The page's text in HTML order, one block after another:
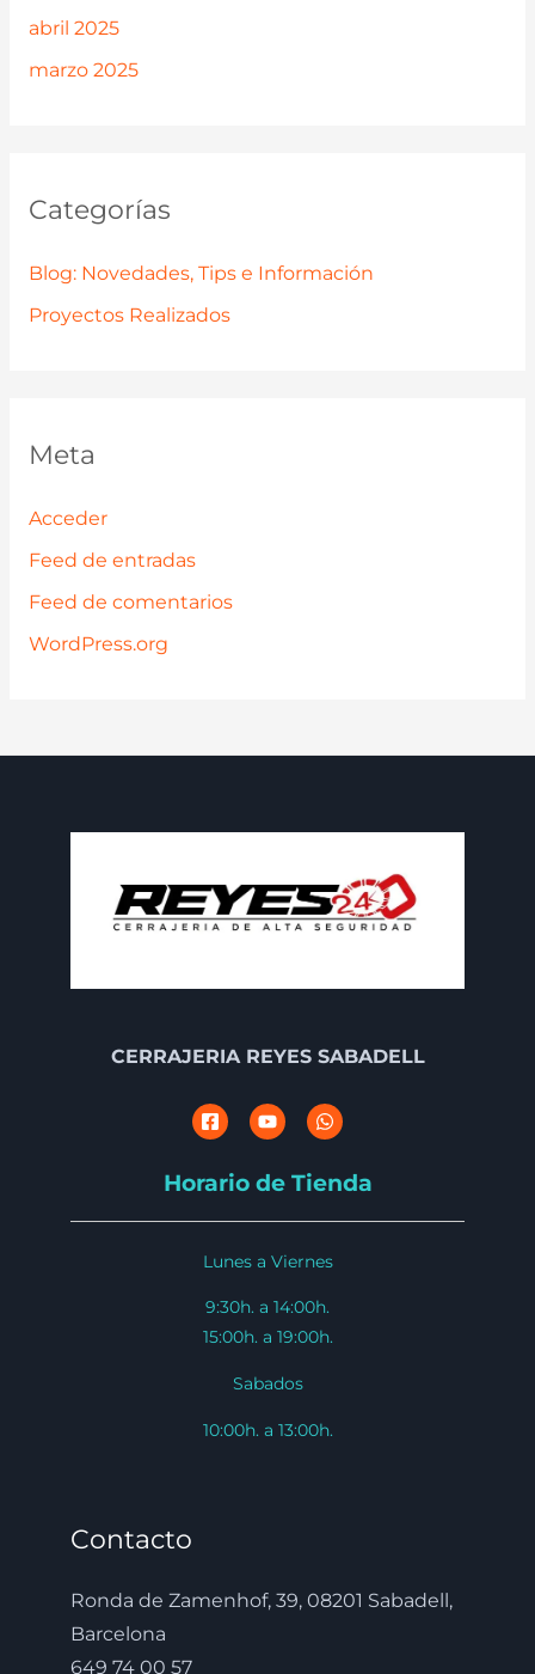
abril 2025
marzo 2025
Categorías
Blog: Novedades, Tips e Información
Proyectos Realizados
Meta
Acceder
Feed de entradas
Feed de comentarios
WordPress.org
CERRAJERIA REYES SABADELL
Horario de Tienda
Lunes a Viernes
9:30h. a 14:00h.
15:00h. a 19:00h.
Sabados
10:00h. a 13:00h.
Contacto
Ronda de Zamenhof, 39, 08201 Sabadell,
Barcelona
649 74 00 57